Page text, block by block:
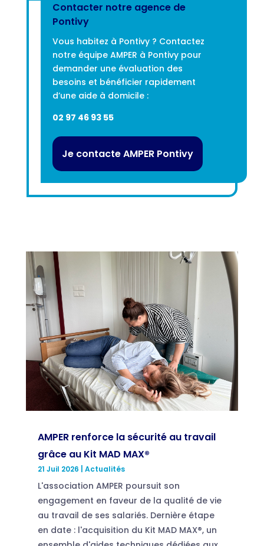
Contacter notre agence de
Pontivy
Vous habitez à Pontivy ? Contactez
notre équipe AMPER à Pontivy pour
demander une évaluation des
besoins et bénéficier rapidement
d’une aide à domicile :
02 97 46 93 55
Je contacte AMPER Pontivy
AMPER renforce la sécurité au travail
grâce au Kit MAD MAX®
21 Juil 2026 Actualités
L'association AMPER poursuit son
engagement en faveur de la qualité de vie
au travail de ses salariés. Dernière étape
en date : l'acquisition du Kit MAD MAX®, un